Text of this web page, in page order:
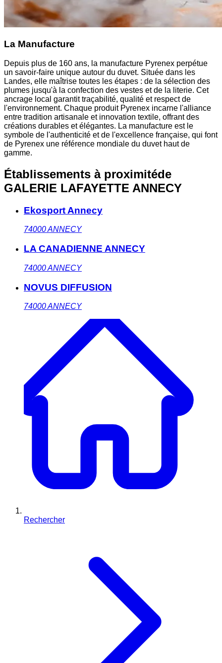
La Manufacture
Depuis plus de 160 ans, la manufacture Pyrenex perpétue
un savoir-faire unique autour du duvet. Située dans les
Landes, elle maîtrise toutes les étapes : de la sélection des
plumes jusqu'à la confection des vestes et de la literie. Cet
ancrage local garantit traçabilité, qualité et respect de
l'environnement. Chaque produit Pyrenex incarne l'alliance
entre tradition artisanale et innovation textile, offrant des
créations durables et élégantes. La manufacture est le
symbole de l'authenticité et de l'excellence française, qui font
de Pyrenex une référence mondiale du duvet haut de
gamme.
Établissements à proximitéde
GALERIE LAFAYETTE ANNECY
Ekosport Annecy
74000ANNECY
LA CANADIENNE ANNECY
74000ANNECY
NOVUS DIFFUSION
74000ANNECY
Rechercher